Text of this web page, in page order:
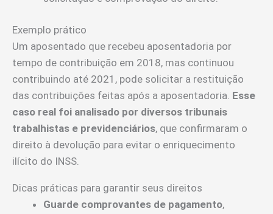
Exemplo prático
Um aposentado que recebeu aposentadoria por
tempo de contribuição em 2018, mas continuou
contribuindo até 2021, pode solicitar a restituição
das contribuições feitas após a aposentadoria. Esse
caso real foi analisado por diversos tribunais
trabalhistas e previdenciários, que confirmaram o
direito à devolução para evitar o enriquecimento
ilícito do INSS.
Dicas práticas para garantir seus direitos
Guarde comprovantes de pagamento,